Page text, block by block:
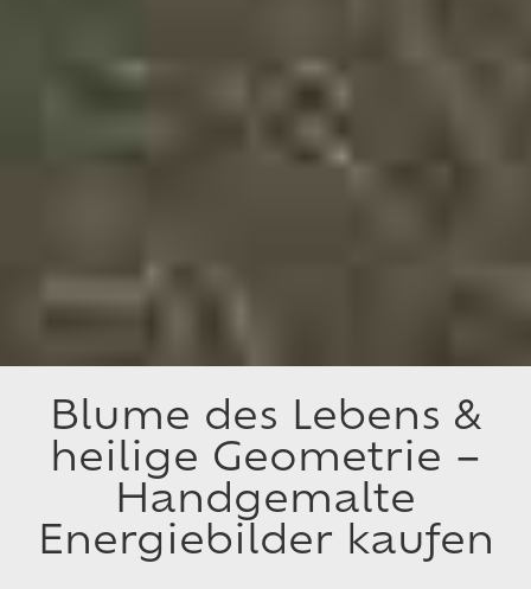
Blume des Lebens &
heilige Geometrie –
Handgemalte
Energiebilder kaufen